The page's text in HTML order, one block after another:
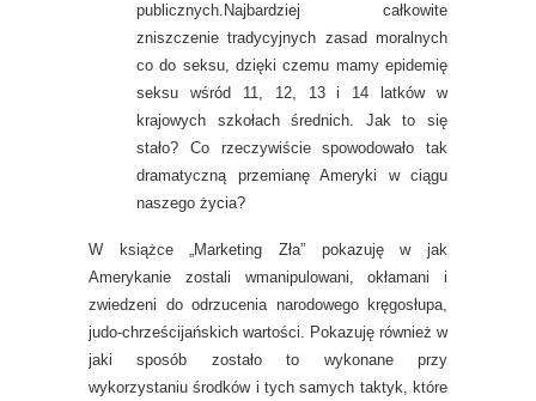
publicznych.Najbardziej całkowite
zniszczenie tradycyjnych zasad moralnych
co do seksu, dzięki czemu mamy epidemię
seksu wśród 11, 12, 13 i 14 latków w
krajowych szkołach średnich. Jak to się
stało? Co rzeczywiście spowodowało tak
dramatyczną przemianę Ameryki w ciągu
naszego życia?
W książce „Marketing Zła” pokazuję w jak
Amerykanie zostali wmanipulowani, okłamani i
zwiedzeni do odrzucenia narodowego kręgosłupa,
judo-chrześcijańskich wartości. Pokazuję również w
jaki sposób zostało to wykonane przy
wykorzystaniu środków i tych samych taktyk, które